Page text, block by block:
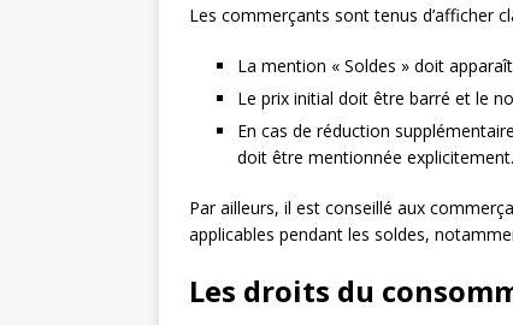
Les commerçants sont tenus d’afficher
La mention « Soldes » doit
Le prix initial doit être barré et le
En cas de réduction
doit être mentionnée explicitement.
Par ailleurs, il est conseillé aux
applicables pendant les soldes,
Les droits du